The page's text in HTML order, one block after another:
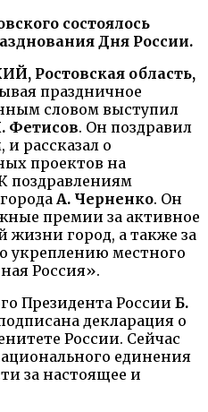
состоялось
Дня России.
Ростовская область,
праздничное
словом выступил
Фетисов. Он поздравил
рассказал о
проектов на
поздравлениям
А. Черненко. Он
премии за активное
жизни город, а также за
укреплению местного
Россия».
Президента России Б.
декларация о
России. Сейчас
единения
за настоящее и